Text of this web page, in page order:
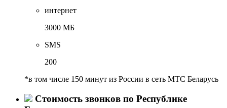
интернет
3000 МБ
SMS
200
*в том числе 150 минут из России в сеть МТС Беларусь
Стоимость звонков по Республике